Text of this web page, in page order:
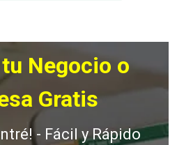
Negocio o
Gratis
- Fácil y Rápido